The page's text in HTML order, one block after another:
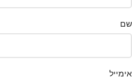
שם
אימייל